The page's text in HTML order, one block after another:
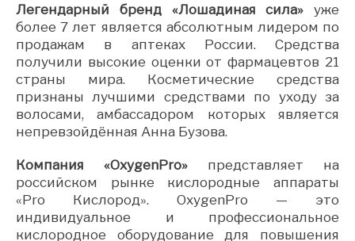
Легендарный бренд «Лошадиная сила» уже
более 7 лет является абсолютным лидером по
продажам в аптеках России. Средства
получили высокие оценки от фармацевтов 21
страны мира. Косметические средства
признаны лучшими средствами по уходу за
волосами, амбассадором которых является
непревзойдённая Анна Бузова.
Компания «OxygenPro» представляет на
российском рынке кислородные аппараты
«Pro Кислород». OxygenPro — это
индивидуальное и профессиональное
кислородное оборудование для повышения